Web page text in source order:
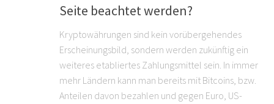
Seite beachtet werden?
Kryptowährungen sind kein vorübergehendes
Erscheinungsbild, sondern werden zukünftig ein
weiteres etabliertes Zahlungsmittel sein. In immer
mehr Ländern kann man bereits mit Bitcoins, bzw.
Anteilen davon bezahlen und gegen Euro, US-